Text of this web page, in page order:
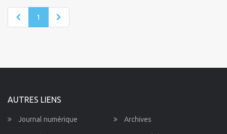
1
AUTRES LIENS
Journal numérique Archives